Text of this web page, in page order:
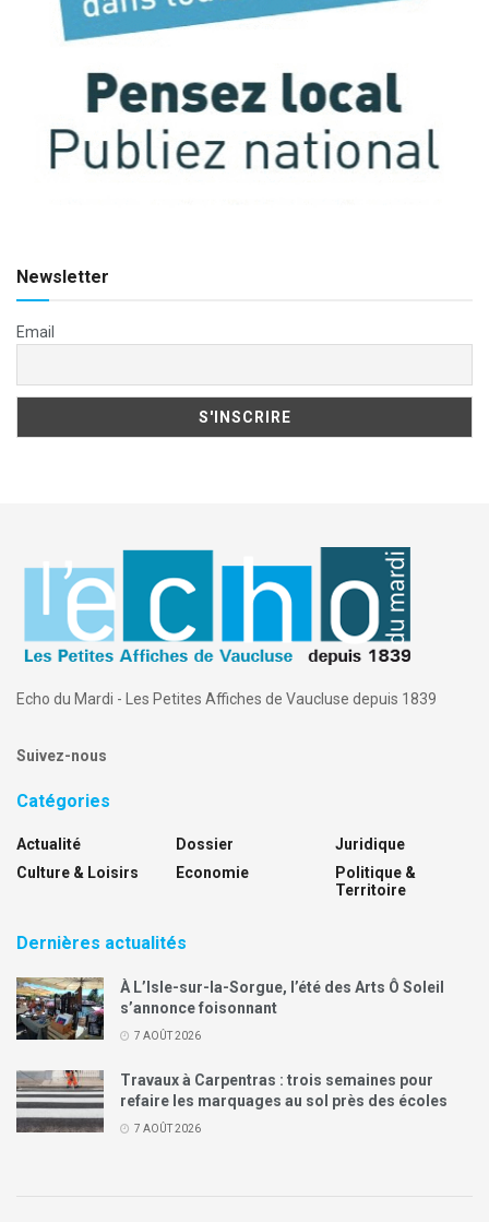
Newsletter
Email
Echo du Mardi - Les Petites Affiches de Vaucluse depuis 1839
Suivez-nous
Catégories
Actualité
Culture & Loisirs
Dossier
Economie
Juridique
Politique &
Territoire
Dernières actualités
À L’Isle-sur-la-Sorgue, l’été des Arts Ô Soleil
s’annonce foisonnant
7 AOÛT 2026
Travaux à Carpentras : trois semaines pour
refaire les marquages au sol près des écoles
7 AOÛT 2026